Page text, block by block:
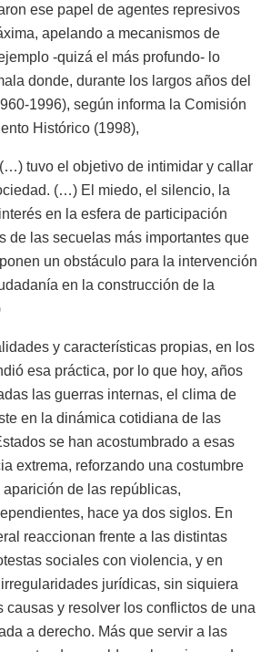
ese papel de agentes represivos
apelando a mecanismos de
-quizá el más profundo- lo
donde, durante los largos años del
1996), según informa la Comisión
Histórico (1998),
tuvo el objetivo de intimidar y callar
(…) El miedo, el silencio, la
en la esfera de participación
de las secuelas más importantes que
un obstáculo para la intervención
en la construcción de la
y características propias, en los
esa práctica, por lo que hoy, años
las guerras internas, el clima de
en la dinámica cotidiana de las
se han acostumbrado a esas
extrema, reforzando una costumbre
de las repúblicas,
hace ya dos siglos. En
reaccionan frente a las distintas
sociales con violencia, y en
jurídicas, sin siquiera
causas y resolver los conflictos de una
a derecho. Más que servir a las